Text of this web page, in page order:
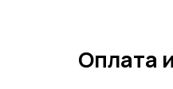
Оплата